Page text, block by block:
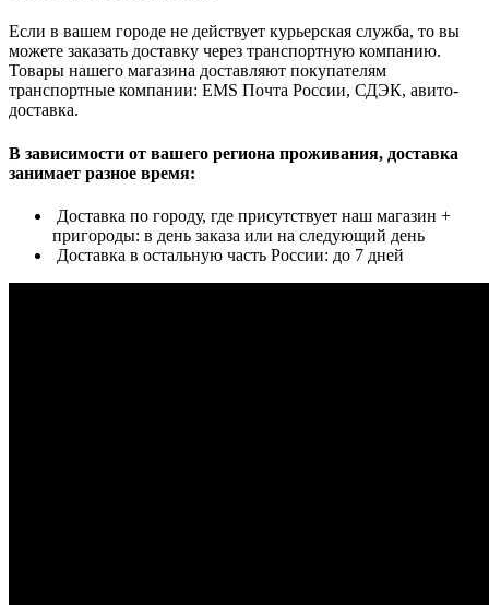
Если в вашем городе не действует курьерская служба, то вы
можете заказать доставку через транспортную компанию.
Товары нашего магазина доставляют покупателям
транспортные компании: EMS Почта России, СДЭК, авито-
доставка.
В зависимости от вашего региона проживания, доставка
занимает разное время:
Доставка по городу, где присутствует наш магазин +
пригороды: в день заказа или на следующий день
Доставка в остальную часть России: до 7 дней